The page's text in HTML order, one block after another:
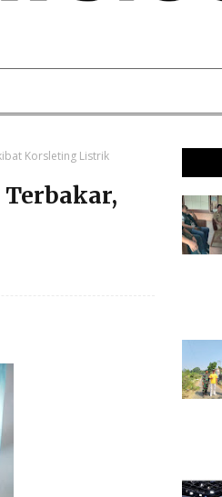
Korsleting Listrik